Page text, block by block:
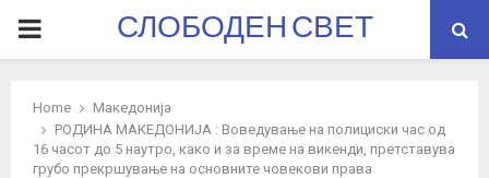
PRIMARYСЛОБОДЕН СВЕТ
Home
Македонија
РОДИНА МАКЕДОНИЈА : Воведување на полициски час од
16 часот до 5 наутро, како и за време на викенди, претставува
грубо прекршување на основните човекови права